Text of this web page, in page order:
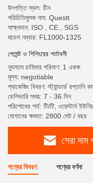
উৎপত্তি স্থল: চীন
পরিচিতিমুলক নাম: Questt
সাক্ষ্যদান: ISO , CE , SGS
মডেল নম্বার: FL1000-1325
পেমেন্ট ও শিপিংয়ের শর্তাবলী
ন্যূনতম চাহিদার পরিমাণ: 1 একক
মূল্য: negotiable
প্যাকেজিং বিবরণ: স্ট্যান্ডার্ড রপ্তানি
ডেলিভারি সময়: 7 - 36 দিন
পরিশোধের শর্ত: টি/টি, ওয়েস্টার্ন
যোগানের ক্ষমতা: 2800 সেট / বছর
সেরা দাম
পণ্যের বিবরণ পণ্যের বর্ণনা